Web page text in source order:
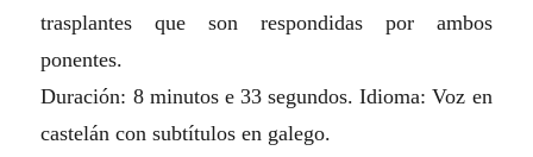
trasplantes que son respondidas por ambos
ponentes.
Duración: 8 minutos e 33 segundos. Idioma: Voz en
castelán con subtítulos en galego.